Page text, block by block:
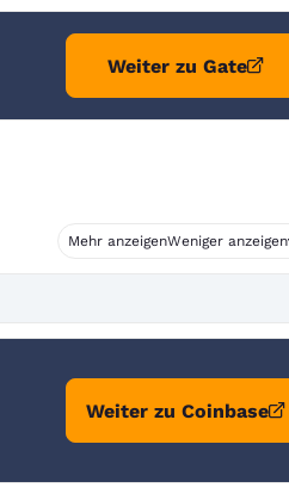
Weiter zu Gate
Mehr anzeigenWeniger anzeigen
Weiter zu Coinbase